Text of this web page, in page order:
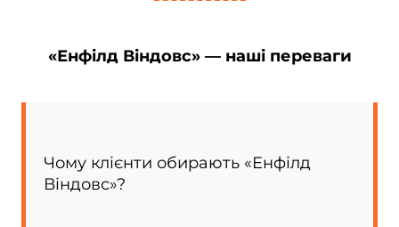
«Енфілд Віндовс» — наші переваги
Чому клієнти обирають «Енфілд
Віндовс»?